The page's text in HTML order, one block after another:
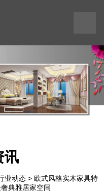
575
58
讯
业动态 > 欧式风格实木家具特
典雅居家空间